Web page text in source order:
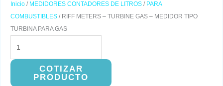
Inicio / MEDIDORES CONTADORES DE LITROS / PARA
COMBUSTIBLES / RIFF METERS – TURBINE GAS – MEDIDOR TIPO
TURBINA PARA GAS
-
TURBINE
COTIZAR
PRODUCTO